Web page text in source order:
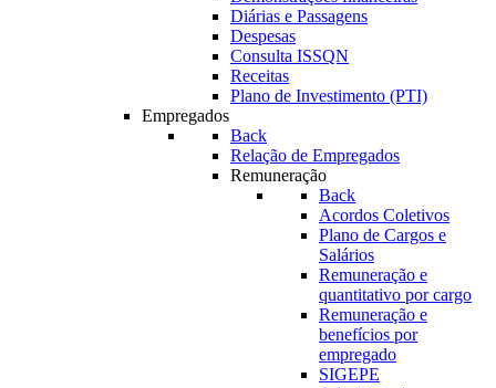
Diárias e Passagens
Despesas
Consulta ISSQN
Receitas
Plano de Investimento (PTI)
Empregados
Back
Relação de Empregados
Remuneração
Back
Acordos Coletivos
Plano de Cargos e
Salários
Remuneração e
quantitativo por cargo
Remuneração e
benefícios por
empregado
SIGEPE